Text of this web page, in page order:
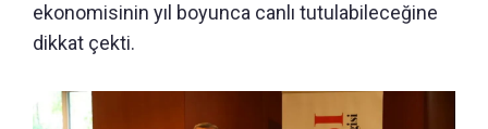
ekonomisinin yıl boyunca canlı tutulabileceğine
dikkat çekti.